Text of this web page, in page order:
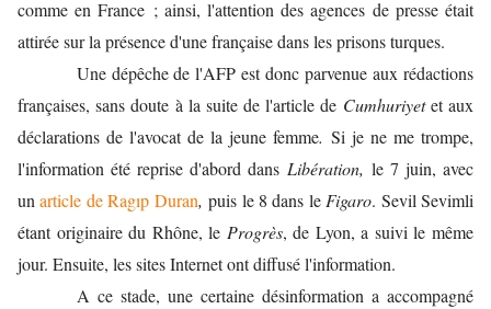
comme en France ; ainsi, l'attention des agences de presse était
attirée sur la présence d'une française dans les prisons turques.
Une dépêche de l'AFP est donc parvenue aux rédactions
françaises, sans doute à la suite de l'article de Cumhuriyet et aux
déclarations de l'avocat de la jeune femme. Si je ne me trompe,
l'information été reprise d'abord dans Libération, le 7 juin, avec
unarticle de Ragıp Duran,puis le 8 dans le Figaro. Sevil Sevimli
étant originaire du Rhône, le Progrès, de Lyon, a suivi le même
jour. Ensuite, les sites Internet ont diffusé l'information.
A ce stade, une certaine désinformation a accompagné